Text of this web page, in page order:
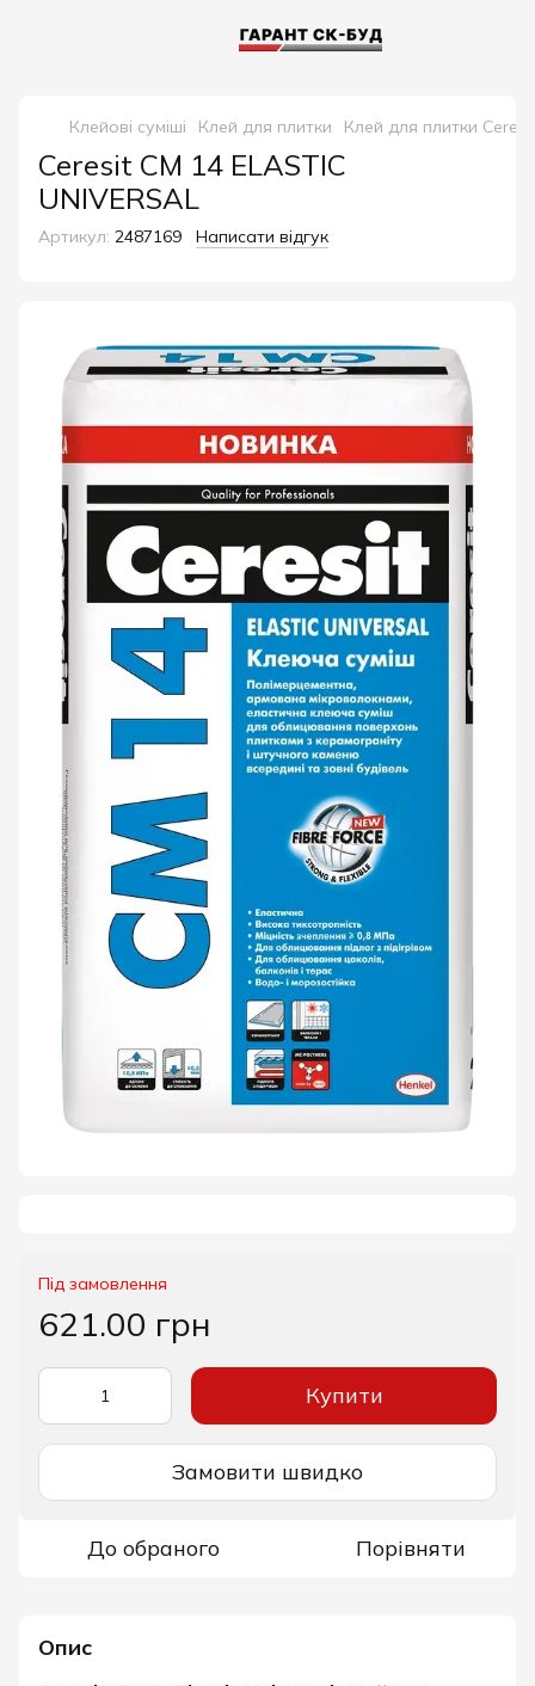
Клейові суміші Клей для плитки Клей для плитки Ceresit
Ceresit CМ 14 ELASTIC
UNIVERSAL
Артикул: 2487169 Написати відгук
Під замовлення
621.00 грн
Купити
Замовити швидко
До обраного Порівняти
Опис